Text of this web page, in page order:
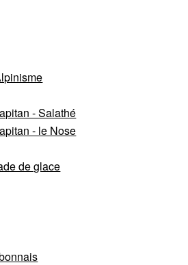
- Salathé
- le Nose
de glace